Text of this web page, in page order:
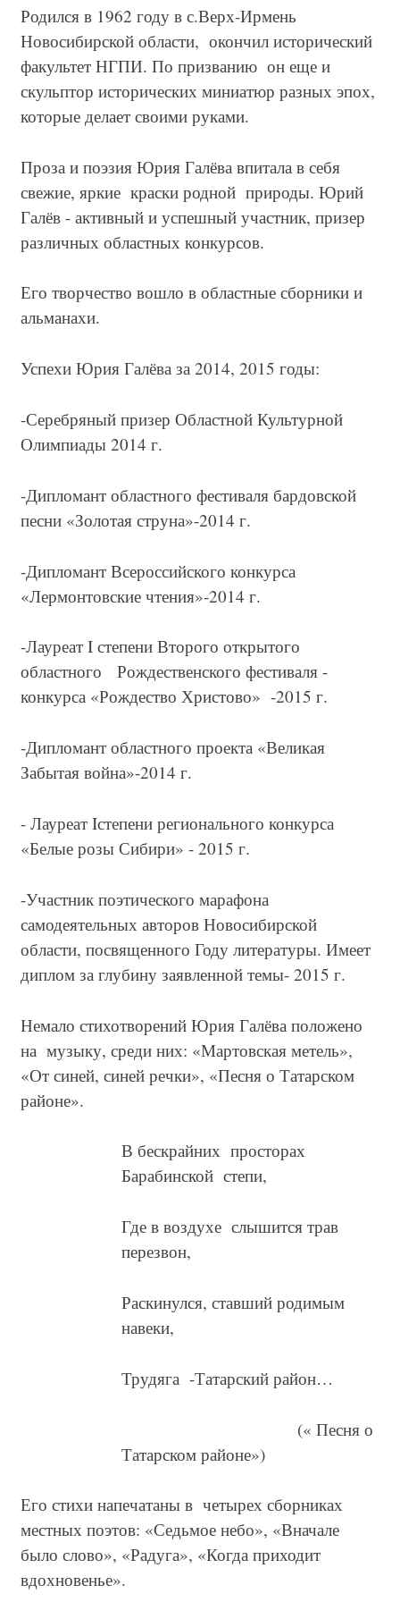
Родился в 1962 году в с.Верх-Ирмень
Новосибирской области, окончил исторический
факультет НГПИ. По призванию он еще и
скульптор исторических миниатюр разных эпох,
которые делает своими руками.
Проза и поэзия Юрия Галёва впитала в себя
свежие, яркие краски родной природы. Юрий
Галёв - активный и успешный участник, призер
различных областных конкурсов.
Его творчество вошло в областные сборники и
альманахи.
Успехи Юрия Галёва за 2014, 2015 годы:
-Серебряный призер Областной Культурной
Олимпиады 2014 г.
-Дипломант областного фестиваля бардовской
песни «Золотая струна»-2014 г.
-Дипломант Всероссийского конкурса
«Лермонтовские чтения»-2014 г.
-Лауреат I степени Второго открытого
областного Рождественского фестиваля -
конкурса «Рождество Христово» -2015 г.
-Дипломант областного проекта «Великая
Забытая война»-2014 г.
- Лауреат Iстепени регионального конкурса
«Белые розы Сибири» - 2015 г.
-Участник поэтического марафона
самодеятельных авторов Новосибирской
области, посвященного Году литературы. Имеет
диплом за глубину заявленной темы- 2015 г.
Немало стихотворений Юрия Галёва положено
на музыку, среди них: «Мартовская метель»,
«От синей, синей речки», «Песня о Татарском
районе».
В бескрайних просторах
Барабинской степи,
Где в воздухе слышится трав
перезвон,
Раскинулся, ставший родимым
навеки,
Трудяга -Татарский район…
(« Песня о
Татарском районе»)
Его стихи напечатаны в четырех сборниках
местных поэтов: «Седьмое небо», «Вначале
было слово», «Радуга», «Когда приходит
вдохновенье».